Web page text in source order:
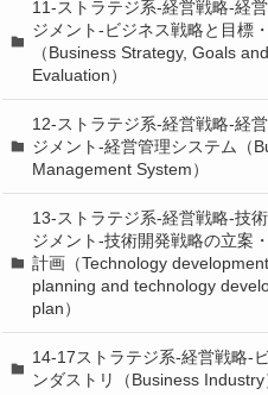
11-ストラテジ系-経営戦略-経
ジメント-ビジネス戦略と目標
（Business Strategy, Goals and
Evaluation）
12-ストラテジ系-経営戦略-経
ジメント-経営管理システム（
Management System）
13-ストラテジ系-経営戦略-技
ジメント-技術開発戦略の立案
計画（Technology
planning and technology
plan）
14-17ストラテジ系-経営戦略-
ンダストリ（Business Industry